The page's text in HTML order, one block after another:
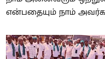
என்பதையும் நாம்